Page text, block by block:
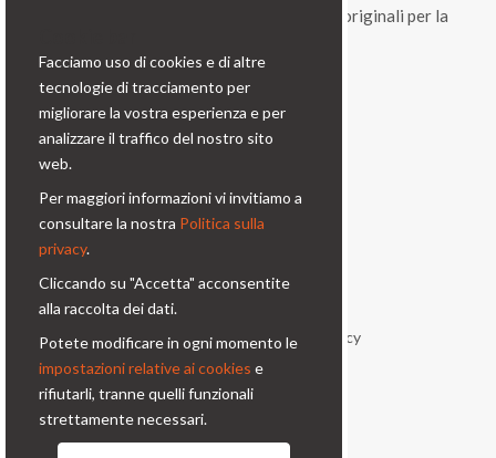
vitalità, una gamma di prodotti e di soluzioni originali per la
Contatti
Via Prinetti, 32 - 20127
Milano - Italy
condor@condor-foto.it
Informazioni
Chi Siamo
Privacy Policy
Condizioni generali
Facciamo uso di cookies e di altre
tecnologie di tracciamento per
migliorare la vostra esperienza e per
analizzare il traffico del nostro sito
web.
Per maggiori informazioni vi invitiamo a
consultare la nostra Politica sulla
privacy.
Cliccando su "Accetta" acconsentite
alla raccolta dei dati.
Potete modificare in ogni momento le
impostazioni relative ai cookies e
rifiutarli, tranne quelli funzionali
strettamente necessari.